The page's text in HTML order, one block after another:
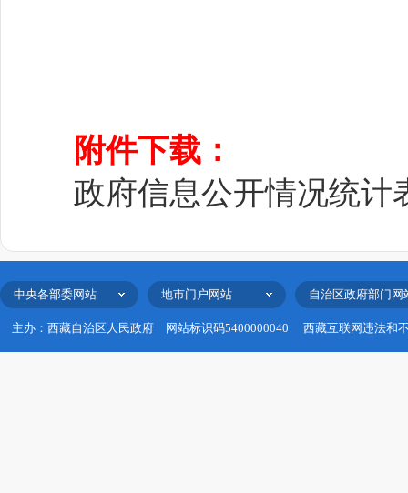
附件下载：
政府信息公开情况统计
中央各部委网站 地市门户网站 自治区政府部门网
主办：西藏自治区人民政府 网站标识码5400000040 西藏互联网违法和